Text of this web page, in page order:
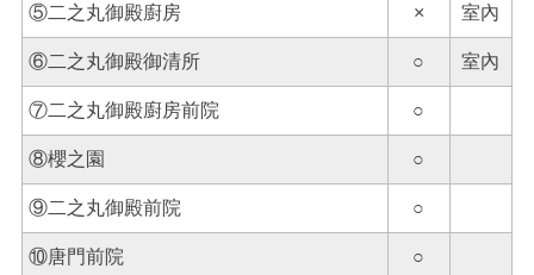
⑤二之丸御殿廚房 × 室內
⑥二之丸御殿御清所 ○ 室內
⑦二之丸御殿廚房前院 ○
⑧櫻之園 ○
⑨二之丸御殿前院 ○
⑩唐門前院 ○